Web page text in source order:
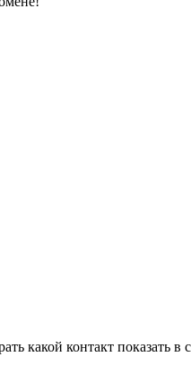
какой контакт показать